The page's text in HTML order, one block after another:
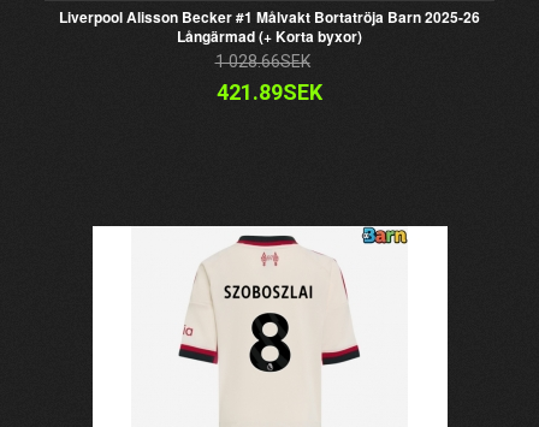
Liverpool Alisson Becker #1 Målvakt Bortatröja Barn 2025-26
Långärmad (+ Korta byxor)
1 028.66SEK
421.89SEK